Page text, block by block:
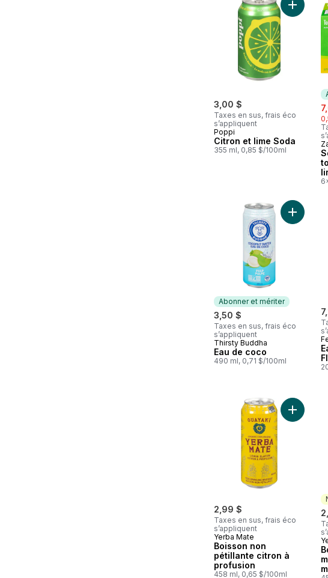
3,00 $
Taxes en sus, frais éco
s’appliquent
Poppi
Citron et lime Soda
355 ml, 0,85 $/100ml
Ajouter
Abonner et mériter
3,50 $
Taxes en sus, frais éco
s’appliquent
Abonner et mériter
Thirsty Buddha
Eau de coco
490 ml, 0,71 $/100ml
Ajouter
2,99 $
Taxes en sus, frais éco
s’appliquent
Yerba Mate
Boisson non
pétillante citron à
profusion
458 ml, 0,65 $/100ml
Ajouter